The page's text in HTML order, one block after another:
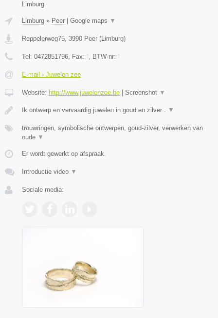
Limburg.
Limburg » Peer Google maps ▼
Reppelerweg75, 3990 Peer (Limburg)
Tel: 0472851796, Fax: -, BTW-nr: -
E-mail › Juwelen zee
Website: http://www.juwelenzee.be Screenshot ▼
Ik ontwerp en vervaardig juwelen in goud en zilver . ▼
trouwringen, symbolische ontwerpen, goud-zilver, verwerken van
oude ▼
Er wordt gewerkt op afspraak.
Introductie video ▼
Sociale media: